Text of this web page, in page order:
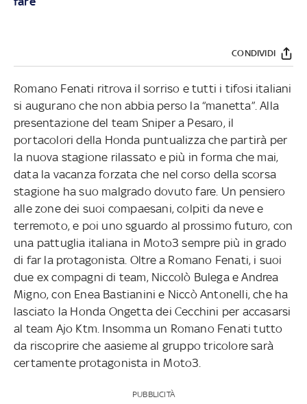
CONDIVIDI
Romano Fenati ritrova il sorriso e tutti i tifosi italiani
si augurano che non abbia perso la “manetta”. Alla
presentazione del team Sniper a Pesaro, il
portacolori della Honda puntualizza che partirà per
la nuova stagione rilassato e più in forma che mai,
data la vacanza forzata che nel corso della scorsa
stagione ha suo malgrado dovuto fare. Un pensiero
alle zone dei suoi compaesani, colpiti da neve e
terremoto, e poi uno sguardo al prossimo futuro, con
una pattuglia italiana in Moto3 sempre più in grado
di far la protagonista. Oltre a Romano Fenati, i suoi
due ex compagni di team, Niccolò Bulega e Andrea
Migno, con Enea Bastianini e Niccò Antonelli, che ha
lasciato la Honda Ongetta dei Cecchini per accasarsi
al team Ajo Ktm. Insomma un Romano Fenati tutto
da riscoprire che aasieme al gruppo tricolore sarà
certamente protagonista in Moto3.
PUBBLICITÀ